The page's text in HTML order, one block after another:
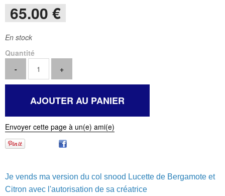
65.00 €
En stock
Quantité
Envoyer cette page à un(e) ami(e)
Je vends ma version du col snood Lucette de Bergamote et
Citron avec l'autorisation de sa créatrice